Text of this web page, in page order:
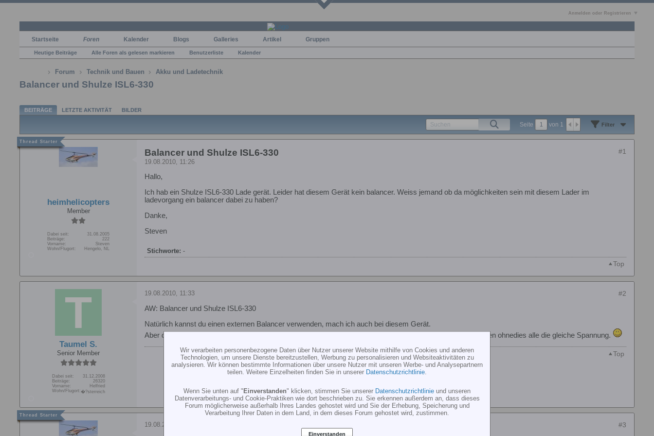
Anmelden oder Registrieren
Startseite Foren Kalender Blogs Galleries Artikel Gruppen
Heutige Beiträge Alle Foren als gelesen markieren Benutzerliste Kalender
Forum Technik und Bauen Akku und Ladetechnik
Balancer und Shulze ISL6-330
BEITRÄGE LETZTE AKTIVITÄT BILDER
Seite von 1 Filter
heimhelicopters
Member
Dabei seit:
31.08.2005
Beiträge:
222
Vorname:
Steven
Wohn/Flugort:
Hengelo, NL
#1
Balancer und Shulze ISL6-330
19.08.2010, 11:26
Hallo,
Ich hab ein Shulze ISL6-330 Lade gerät. Leider hat diesem Gerät kein balancer. Weiss jemand ob da möglichkeiten sein mit diesem Lader im
ladevorgang ein balancer dabei zu haben?
Danke,
Steven
Stichworte: -
Top
Taumel S.
Senior Member
Dabei seit:
31.12.2008
Beiträge:
26320
Vorname:
Helfried
Wohn/Flugort: �?sterreich
#2
19.08.2010, 11:33
AW: Balancer und Shulze ISL6-330
Natürlich kannst du einen externen Balancer verwenden, mach ich auch bei diesem Gerät.
Aber dann hast du eben keine Einzelzellenanzeige usw. Braucht man auch nicht, denn balanzierte Zellen haben ohnedies alle die gleiche Spannung.
Top
#3
19.08.2010, 12:02
Wir verarbeiten personenbezogene Daten über Nutzer unserer Website mithilfe von Cookies und anderen
Technologien, um unsere Dienste bereitzustellen, Werbung zu personalisieren und Websiteaktivitäten zu
analysieren. Wir können bestimmte Informationen über unsere Nutzer mit unseren Werbe- und Analysepartnern
teilen. Weitere Einzelheiten finden Sie in unserer Datenschutzrichtlinie
Wenn Sie unten auf "Einverstanden" klicken, stimmen Sie unserer Datenschutzrichtlinie und unseren
Datenverarbeitungs- und Cookie-Praktiken wie dort beschrieben zu. Sie erkennen außerdem an, dass dieses
Forum möglicherweise außerhalb Ihres Landes gehostet wird und Sie der Erhebung, Speicherung und
Verarbeitung Ihrer Daten in dem Land, in dem dieses Forum gehostet wird, zustimmen.
Einverstanden